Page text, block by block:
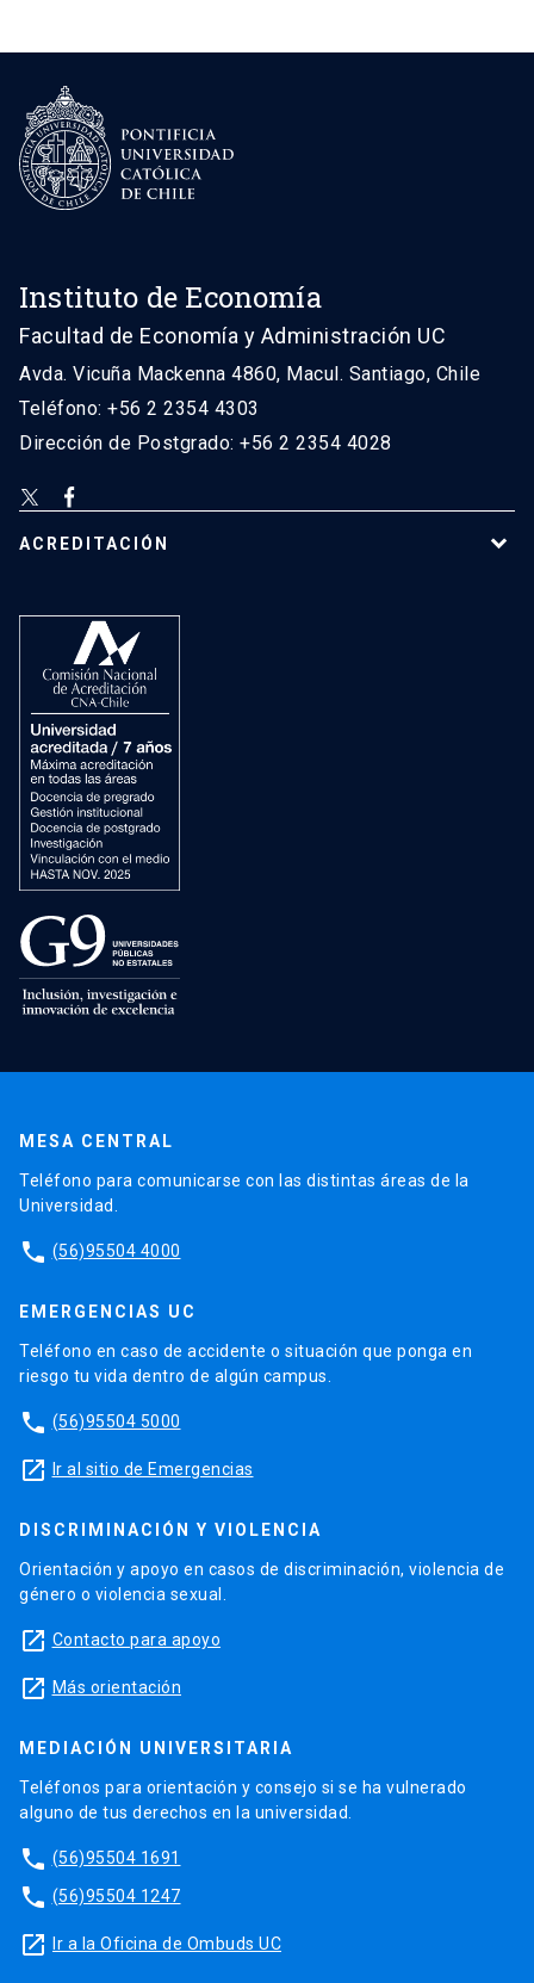
Instituto de Economía
Facultad de Economía y Administración UC
Avda. Vicuña Mackenna 4860, Macul. Santiago, Chile
Teléfono: +56 2 2354 4303
Dirección de Postgrado: +56 2 2354 4028
ACREDITACIÓN
MESA CENTRAL
Teléfono para comunicarse con las distintas áreas de la
Universidad.
phone (56)95504 4000
EMERGENCIAS UC
Teléfono en caso de accidente o situación que ponga en
riesgo tu vida dentro de algún campus.
phone (56)95504 5000
launch Ir al sitio de Emergencias
DISCRIMINACIÓN Y VIOLENCIA
Orientación y apoyo en casos de discriminación, violencia de
género o violencia sexual.
launch Contacto para apoyo
launch Más orientación
MEDIACIÓN UNIVERSITARIA
Teléfonos para orientación y consejo si se ha vulnerado
alguno de tus derechos en la universidad.
phone (56)95504 1691
phone (56)95504 1247
launch Ir a la Oficina de Ombuds UC